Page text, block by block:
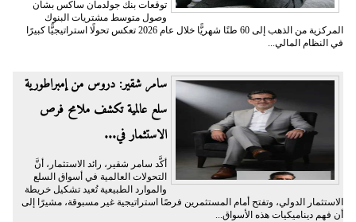
توقعات بنك جولدمان ساكس بشأن
وصول متوسط مشتريات البنوك
المركزية من الذهب إلى 60 طنًا شهريًّا خلال عام 2026 تعكس تحولًا استراتيجيًّا كبيرًا
في النظام المالي...
سامر شقير: دروس من إمبراطورية
سلع عالمية تكشف ملامح فرص
الاستثمار في...
أكَّد سامر شقير، رائد الاستثمار، أنَّ
التحولات العالمية في أسواق السلع
والموارد الطبيعية تُعيد تشكيل خريطة
الاستثمار الدولي، وتفتح أمام المستثمرين فرصًا استراتيجية غير مسبوقة، مشيرًا إلى
أن فهم ديناميكيات هذه الأسواق...